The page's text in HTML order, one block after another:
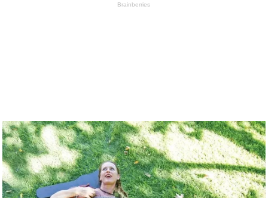
Brainberries